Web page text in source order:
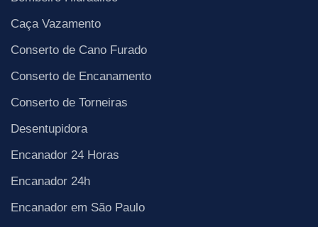
Caça Vazamento
Conserto de Cano Furado
Conserto de Encanamento
Conserto de Torneiras
Desentupidora
Encanador 24 Horas
Encanador 24h
Encanador em São Paulo